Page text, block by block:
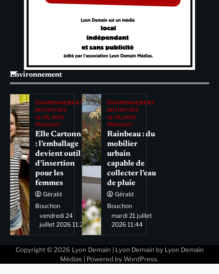
Environnement
ENVIRONNEMENT
INITIATIVES
LE FIL INFO
PODCAST
Elle Cartonne
: l’emballage
devient outil
d’insertion
pour les
femmes
Gérald
Bouchon
vendredi 24
juillet 2026 11:29
ENVIRONNEMENT
INITIATIVES
LE FIL INFO
PODCAST
Rainbeau : du
mobilier
urbain
capable de
collecter l’eau
de pluie
Gérald
Bouchon
mardi 21 juillet
2026 11:44
Copyright © 2026 Lyon Demain | Lyon Demain by Lyon Demain
Médias | Powered by WordPress.